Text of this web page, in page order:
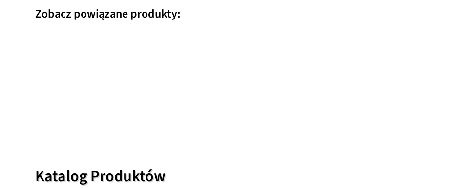
Zobacz powiązane produkty:
Katalog Produktów